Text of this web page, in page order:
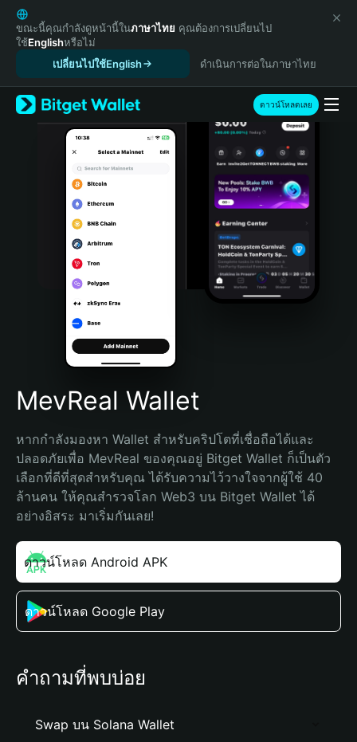
English
日本語
Tiếng Việt
Español (Latinoamérica)
Türkçe
Italiano
Português (Portugal)
Bahasa Indonesia
Português (Brasil)
Español (Argentina)
ขณะนี้คุณกำลังดูหน้านี้ในภาษาไทย คุณต้องการเปลี่ยนไป
ใช้Englishหรือไม่
เปลี่ยนไปใช้English
ดำเนินการต่อในภาษาไทย
ดาวน์โหลดเลย
MevReal Wallet
หากกำลังมองหา Wallet สำหรับคริปโตที่เชื่อถือได้และ
ปลอดภัยเพื่อ MevReal ของคุณอยู่ Bitget Wallet ก็เป็นตัว
เลือกที่ดีที่สุดสำหรับคุณ ได้รับความไว้วางใจจากผู้ใช้ 40
ล้านคน ให้คุณสำรวจโลก Web3 บน Bitget Wallet ได้
อย่างอิสระ มาเริ่มกันเลย!
ดาวน์โหลด Android APK
ดาวน์โหลด Google Play
คำถามที่พบบ่อย
Swap บน Solana Wallet